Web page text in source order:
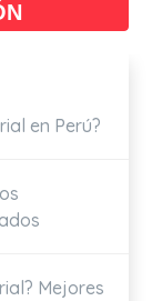
en Perú?
Mejores